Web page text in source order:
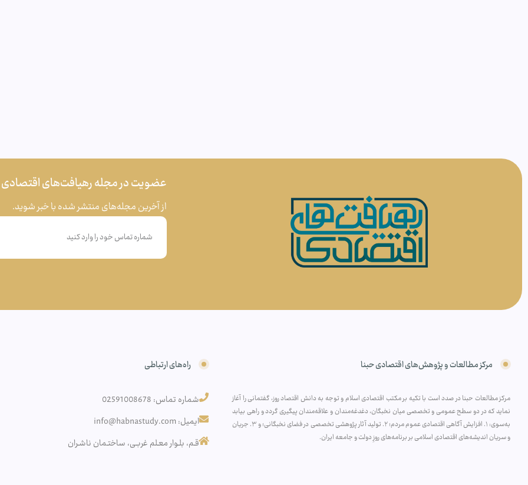
عضویت در مجله رهیافت‌های اقتصادی
از آخرین مجله‌های منتشر شده با خبر شوید.
مرکز مطالعات و پژوهش‌های اقتصادی حبنا
مرکز مطالعات حبنا در صدد است با تکیه بر مکتب اقتصادی اسلام و توجه به دانش اقتصاد روز، گفتمانی را آغاز
نماید که در دو سطح عمومی و تخصصی میان نخبگان، دغدغه‌مندان و علاقه‌مندان پیگیری گردد و راهی بیابد
به‌سوی: ۱. افزایش آگاهی اقتصادی عموم مردم؛ ۲. تولید آثار پژوهشی تخصصی در فضای نخبگانی؛ و ۳. جریان
و سریان اندیشه‌های اقتصادی اسلامی بر برنامه‌های روزِ دولت و جامعه ایران.
راه‌های ارتباطی
شماره تماس: 02591008678
ایمیل: info@habnastudy.com
قـم، بلـوار معـلم غربـی، ساختـمان ناشـران